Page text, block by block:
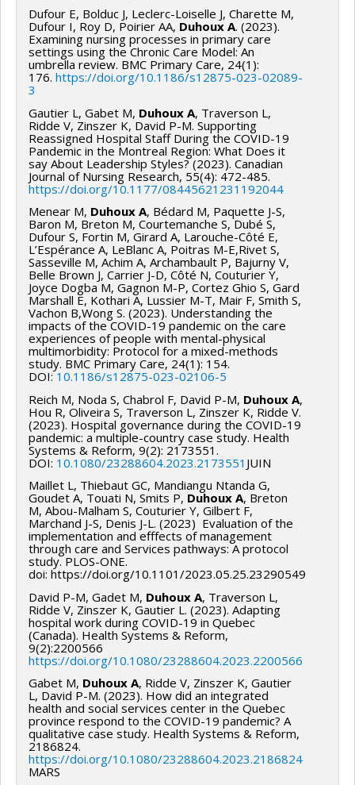
Dufour E, Bolduc J, Leclerc-Loiselle J, Charette M,
Dufour I, Roy D, Poirier AA, Duhoux A. (2023).
Examining nursing processes in primary care
settings using the Chronic Care Model: An
umbrella review. BMC Primary Care, 24(1):
176. https://doi.org/10.1186/s12875-023-02089-
3
Gautier L, Gabet M, Duhoux A, Traverson L,
Ridde V, Zinszer K, David P-M. Supporting
Reassigned Hospital Staff During the COVID-19
Pandemic in the Montreal Region: What Does it
say About Leadership Styles? (2023). Canadian
Journal of Nursing Research, 55(4): 472-485.
https://doi.org/10.1177/08445621231192044
Menear M, Duhoux A, Bédard M, Paquette J-S,
Baron M, Breton M, Courtemanche S, Dubé S,
Dufour S, Fortin M, Girard A, Larouche-Côté E,
L’Espérance A, LeBlanc A, Poitras M-E,Rivet S,
Sasseville M, Achim A, Archambault P, Bajurny V,
Belle Brown J, Carrier J-D, Côté N, Couturier Y,
Joyce Dogba M, Gagnon M-P, Cortez Ghio S, Gard
Marshall E, Kothari A, Lussier M-T, Mair F, Smith S,
Vachon B,Wong S. (2023). Understanding the
impacts of the COVID-19 pandemic on the care
experiences of people with mental-physical
multimorbidity: Protocol for a mixed-methods
study. BMC Primary Care, 24(1): 154.
DOI:10.1186/s12875-023-02106-5
Reich M, Noda S, Chabrol F, David P-M, Duhoux A,
Hou R, Oliveira S, Traverson L, Zinszer K, Ridde V.
(2023). Hospital governance during the COVID-19
pandemic: a multiple-country case study. Health
Systems & Reform, 9(2): 2173551.
DOI: 10.1080/23288604.2023.2173551 JUIN
Maillet L, Thiebaut GC, Mandiangu Ntanda G,
Goudet A, Touati N, Smits P, Duhoux A, Breton
M, Abou-Malham S, Couturier Y, Gilbert F,
Marchand J-S, Denis J-L. (2023) Evaluation of the
implementation and efffects of management
through care and Services pathways: A protocol
study. PLOS-ONE.
doi: https://doi.org/10.1101/2023.05.25.23290549
David P-M, Gadet M, Duhoux A, Traverson L,
Ridde V, Zinszer K, Gautier L. (2023). Adapting
hospital work during COVID-19 in Quebec
(Canada). Health Systems & Reform,
9(2):2200566
https://doi.org/10.1080/23288604.2023.2200566
Gabet M, Duhoux A, Ridde V, Zinszer K, Gautier
L, David P-M. (2023). How did an integrated
health and social services center in the Quebec
province respond to the COVID-19 pandemic? A
qualitative case study. Health Systems & Reform,
2186824.
https://doi.org/10.1080/23288604.2023.2186824
MARS